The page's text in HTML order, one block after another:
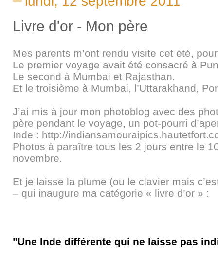
Livre d'or - Mon père
Mes parents m’ont rendu visite cet été,
Le premier voyage avait été consacré à
Le second à Mumbai et Rajasthan.
Et le troisième à Mumbai, l’Uttarakhand,
J’ai mis à jour mon photoblog avec des
père pendant le voyage, un pot-pourri
Inde : http://
Photos à paraître tous les 2 jours entre le
novembre.
Et je laisse la plume (ou le clavier mais
– qui inaugure ma catégorie « livre d’or » :
"Une Inde différente qui ne laisse pas